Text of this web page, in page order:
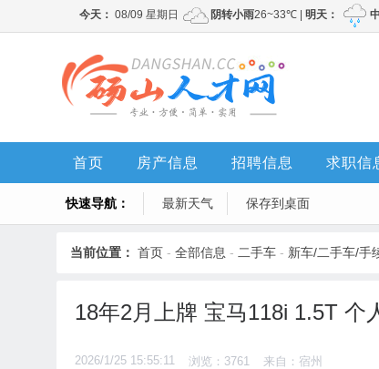
首页 房产信息 招聘信息 求职信
快速导航： 最新天气 保存到桌面
当前位置： 首页 - 全部信息 - 二手车 - 新车/二手车/手
18年2月上牌 宝马118i 1.5T 个
2026/1/25 15:55:11 浏览：3761 来自：宿州